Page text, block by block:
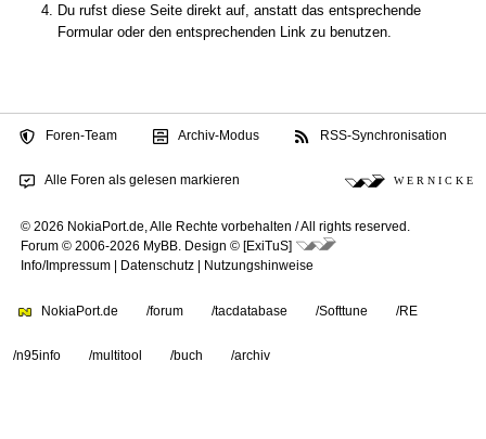
Du rufst diese Seite direkt auf, anstatt das entsprechende
Formular oder den entsprechenden Link zu benutzen.
Foren-Team Archiv-Modus RSS-Synchronisation
Alle Foren als gelesen markieren W E R N I C K E
© 2026 NokiaPort.de, Alle Rechte vorbehalten /All rights reserved.
Forum © 2006-2026 MyBB
Design © [ExiTuS]
Info/Impressum
Datenschutz Nutzungshinweise
NokiaPort.de /forum /tacdatabase /Softtune /RE
/n95info /multitool /buch /archiv